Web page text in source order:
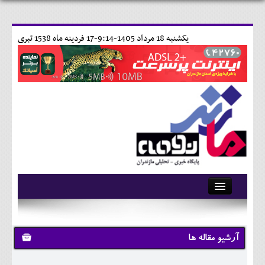
17 فردينه ماه 1538 تبری يکشنبه 18 مرداد 1405-9:14-
آرشیو
تماس با ما
وبلاگ
آرشیو مقاله ها